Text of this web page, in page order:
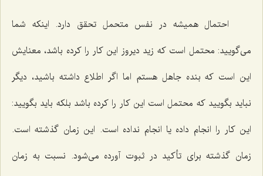
احتمال همیشه در نفس متحمل تحقق دارد. اینکه شما
می‌گویید: محتمل است که زید دیروز این کار را کرده باشد، معنایش
این است که بنده جاهل هستم اما اگر اطلاع داشته باشید، دیگر
نباید بگویید که محتمل است این کار را کرده باشد بلکه باید بگویید:
این کار را انجام داده یا انجام نداده است. این زمان گذشته است.
زمان گذشته برای تأکید در ثبوت آورده می‌شود. نسبت به زمان